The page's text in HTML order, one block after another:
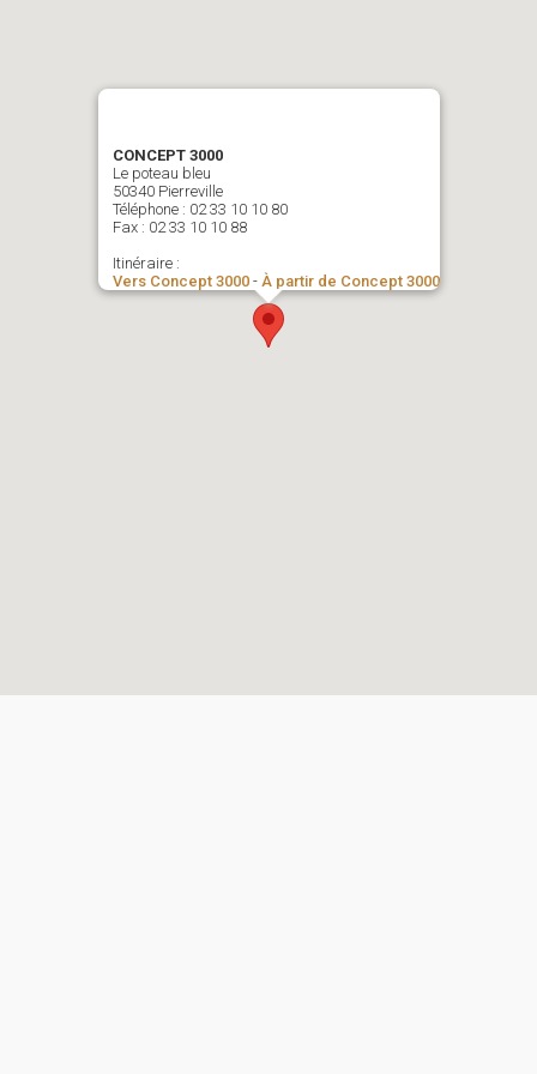
CONCEPT 3000
Le poteau bleu
50340 Pierreville
Téléphone : 02 33 10 10 80
Fax : 02 33 10 10 88
Itinéraire :
Vers Concept 3000- À partir de Concept 3000